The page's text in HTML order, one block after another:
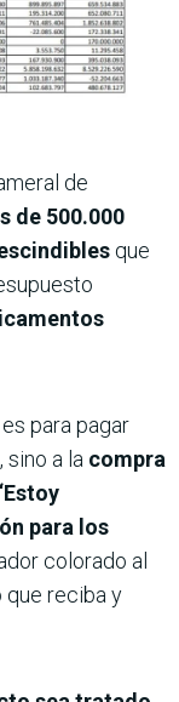
de
de 500.000
que
para pagar
a la compra
para los
colorado al
que reciba y